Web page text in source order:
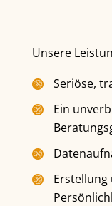
Unsere
Seriöse,
Ein
Erstellung